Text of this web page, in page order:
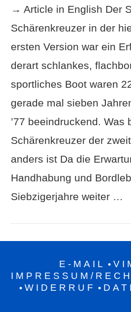
→ Article in English Der
Schärenkreuzer in der
ersten Version war ein
derart schlankes,
sportliches Boot waren
gerade mal sieben
’77 beeindruckend. Was
Schärenkreuzer der
anders ist Da die
Handhabung und
Siebzigerjahre weiter …
E-MAIL •
IMPRESSUM/
• WIDERRUF •